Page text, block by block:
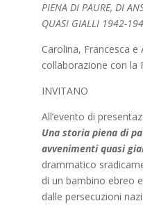
PIENA DI PAURE, DI
QUASI GIALLI 1942-
Carolina, Francesca e
collaborazione con la
INVITANO
All’evento di
Una storia piena di
avvenimenti quasi
drammatico
di un bambino ebreo
dalle persecuzioni